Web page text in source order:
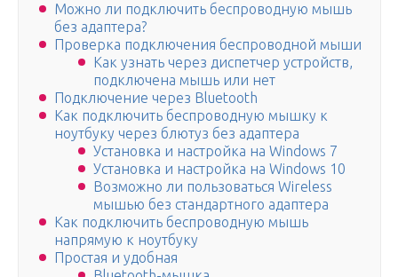
Можно ли подключить беспроводную мышь
без адаптера?
Проверка подключения беспроводной мыши
Как узнать через диспетчер устройств,
подключена мышь или нет
Подключение через Bluetooth
Как подключить беспроводную мышку к
ноутбуку через блютуз без адаптера
Установка и настройка на Windows 7
Установка и настройка на Windows 10
Возможно ли пользоваться Wireless
мышью без стандартного адаптера
Как подключить беспроводную мышь
напрямую к ноутбуку
Простая и удобная